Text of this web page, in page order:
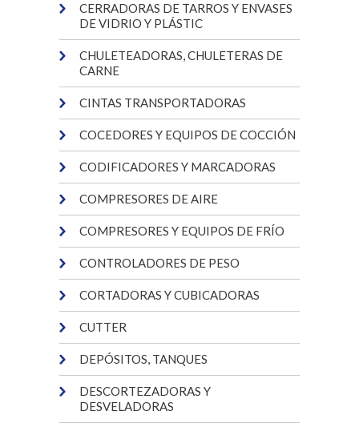
CERRADORAS DE TARROS Y ENVASES
DE VIDRIO Y PLÁSTIC
CHULETEADORAS, CHULETERAS DE
CARNE
CINTAS TRANSPORTADORAS
COCEDORES Y EQUIPOS DE COCCIÓN
CODIFICADORES Y MARCADORAS
COMPRESORES DE AIRE
COMPRESORES Y EQUIPOS DE FRÍO
CONTROLADORES DE PESO
CORTADORAS Y CUBICADORAS
CUTTER
DEPÓSITOS, TANQUES
DESCORTEZADORAS Y
DESVELADORAS